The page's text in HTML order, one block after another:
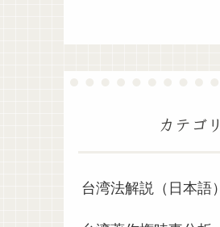
カテゴ
台湾法解説（日本語）